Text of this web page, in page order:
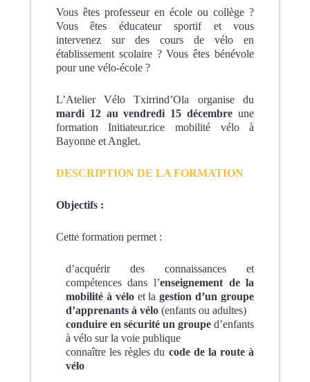
Vous êtes professeur en école ou collège ?
Vous êtes éducateur sportif et vous
intervenez sur des cours de vélo en
établissement scolaire ? Vous êtes bénévole
pour une vélo-école ?
L’Atelier Vélo Txirrind’Ola organise du
mardi 12 au vendredi 15 décembre une
formation Initiateur.rice mobilité vélo à
Bayonne et Anglet.
DESCRIPTION DE LA FORMATION
Objectifs :
Cette formation permet :
d’acquérir des connaissances et
compétences dans l’enseignement de la
mobilité à véloet lagestion d’un groupe
d’apprenants à vélo(enfants ou adultes)
conduire en sécurité un groupe d’enfants
à vélo sur la voie publique
connaître les règles du code de la route à
vélo